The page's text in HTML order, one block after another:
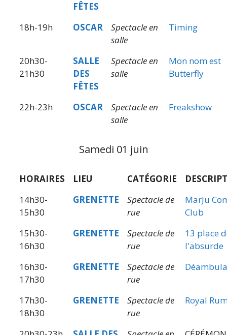
FÊTES
18h-19h OSCAR
Spectacle en
salle
Timing
20h30-
21h30
SALLE
DES
FÊTES
Spectacle en
salle
Mon nom est
Butterfly
22h-23h OSCAR
Spectacle en
salle
Freakshow
Samedi 01 juin
HORAIRES LIEU CATÉGORIE
14h30-
15h30
GRENETTE
Spectacle de
rue
MarJu
Club
15h30-
16h30
GRENETTE
Spectacle de
rue
13 place
l'absurde
16h30-
17h30
GRENETTE
Spectacle de
rue
17h30-
18h30
GRENETTE
Spectacle de
rue
Royal